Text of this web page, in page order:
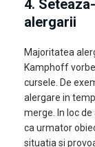
4.
alergarii
Majoritatea
Kamphoff
cursele. De
alergare in
merge. In loc
ca urmator
situatia si